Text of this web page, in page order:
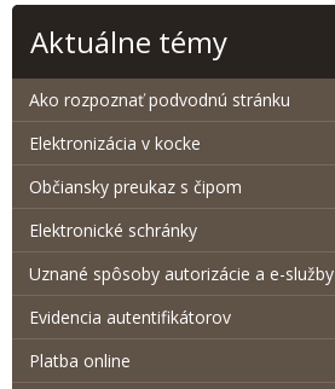
Aktuálne témy
Ako rozpoznať podvodnú stránku
Elektronizácia v kocke
Občiansky preukaz s čipom
Elektronické schránky
Uznané spôsoby autorizácie a e-služby
Evidencia autentifikátorov
Platba online